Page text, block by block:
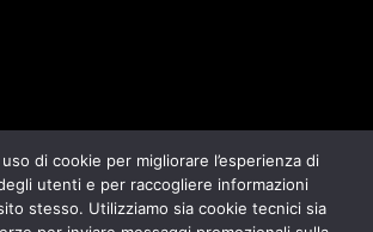
di cookie per migliorare l’esperienza di
utenti e per raccogliere informazioni
stesso. Utilizziamo sia cookie tecnici sia